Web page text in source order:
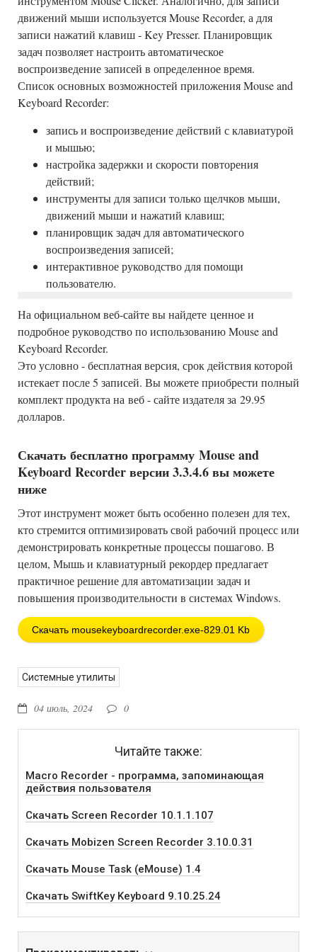
движений мыши используется Mouse Recorder, а для
записи нажатий клавиш - Key Presser. Планировщик
задач позволяет настроить автоматическое
воспроизведение записей в определенное время.
Список основных возможностей приложения Mouse and
Keyboard Recorder:
запись и воспроизведение действий с клавиатурой
и мышью;
настройка задержки и скорости повторения
действий;
инструменты для записи только щелчков мыши,
движений мыши и нажатий клавиш;
планировщик задач для автоматического
воспроизведения записей;
интерактивное руководство для помощи
пользователю.
На официальном веб-сайте вы найдете ценное и
подробное руководство по использованию Mouse and
Keyboard Recorder.
Это условно - бесплатная версия, срок действия которой
истекает после 5 записей. Вы можете приобрести полный
комплект продукта на веб - сайте издателя за 29.95
долларов.
Скачать бесплатно программу Mouse and
Keyboard Recorder версии 3.3.4.6 вы можете
ниже
Этот инструмент может быть особенно полезен для тех,
кто стремится оптимизировать свой рабочий процесс или
демонстрировать конкретные процессы пошагово. В
целом, Мышь и клавиатурный рекордер предлагает
практичное решение для автоматизации задач и
повышения производительности в системах Windows.
Скачать mousekeyboardrecorder.exe-829.01 Kb
Системные утилиты
04 июль, 2024 0
Читайте также:
Macro Recorder - программа, запоминающая
действия пользователя
Скачать Screen Recorder 10.1.1.107
Скачать Mobizen Screen Recorder 3.10.0.31
Скачать Mouse Task (eMouse) 1.4
Скачать SwiftKey Keyboard 9.10.25.24